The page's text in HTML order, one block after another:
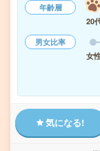
年齢層
20
男女比率
女
気になる!